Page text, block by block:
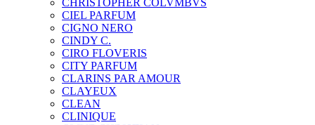
CHRISTOPHER COLVMBVS
CIEL PARFUM
CIGNO NERO
CINDY C.
CIRO FLOVERIS
CITY PARFUM
CLARINS PAR AMOUR
CLAYEUX
CLEAN
CLINIQUE